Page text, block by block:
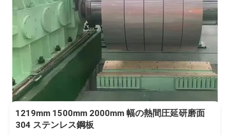
1219mm 1500mm 2000mm 幅の熱間圧延研磨面
304 ステンレス鋼板